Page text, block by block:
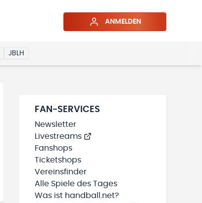
ANMELDEN
JBLH
FAN-SERVICES
Newsletter
Livestreams
Fanshops
Ticketshops
Vereinsfinder
Alle Spiele des Tages
Was ist handball.net?